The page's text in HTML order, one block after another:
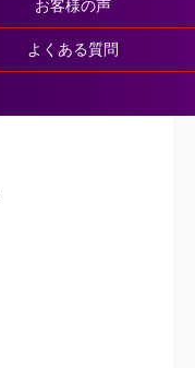
お客様の声
よくある質問